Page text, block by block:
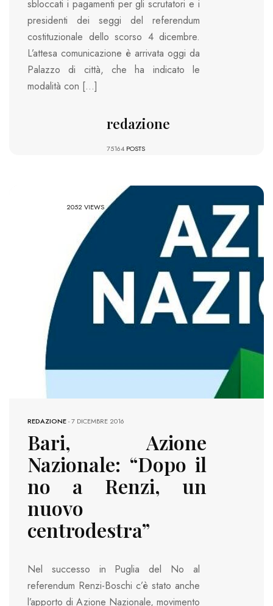
sbloccati i pagamenti per gli scrutatori e i
presidenti dei seggi del referendum
costituzionale dello scorso 4 dicembre.
L’attesa comunicazione è arrivata oggi da
Palazzo di città, che ha indicato le
modalità con […]
redazione
75164 POSTS
2052 VIEWS
REDAZIONE-7 DICEMBRE 2016
Bari, Azione
Nazionale: “Dopo il
no a Renzi, un
nuovo
centrodestra”
Nel successo in Puglia del No al
referendum Renzi-Boschi c’è stato anche
l’apporto di Azione Nazionale, movimento